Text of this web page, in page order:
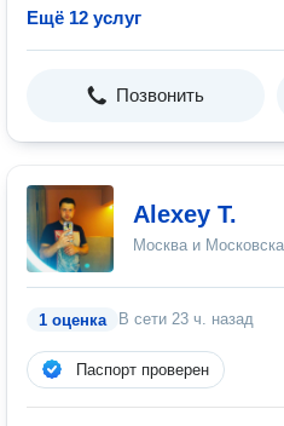
Ещё 12 услуг
Позвонить
Alexey T.
Москва и
1 оценка В сети 23 ч. назад
Паспорт проверен